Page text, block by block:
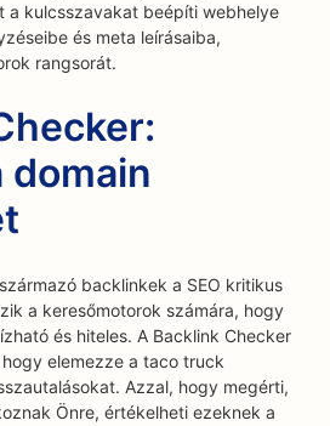
a kulcsszavakat beépíti webhelye
és meta leírásaiba,
rangsorát.
domain
backlinkek a SEO kritikus
a keresőmotorok számára, hogy
és hiteles. A Backlink Checker
elemezze a taco truck
Azzal, hogy megérti,
Önre, értékelheti ezeknek a